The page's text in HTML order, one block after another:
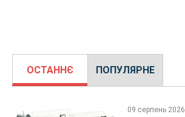
ОСТАННЄ ПОПУЛЯРНЕ
09 серпень 2026